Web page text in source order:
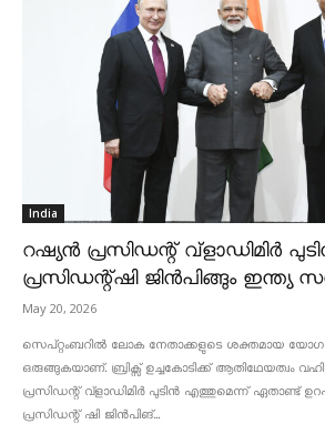
India
റഷ്യൻ പ്രസിഡന്റ് വ്‌ളാഡിമിർ
പ്രസിഡന്റ്ഷി ജിൻപിങ്ങും ഇന്ത്യ
May 20, 2026
സെപ്റ്റംബറിൽ ലോക നേതാക്കളുടെ ശക്തമായ
ഒരുങ്ങുകയാണ്. ബ്രിക്സ് ഉച്ചകോടിക്ക് ആതിഥേയത്വം
പ്രസിഡന്റ് വ്‌ളാഡിമിർ പുടിൻ എത്തുമെന്ന് ഏതാണ്ട്
പ്രസിഡന്റ് ഷി ജിൻപിങ്...